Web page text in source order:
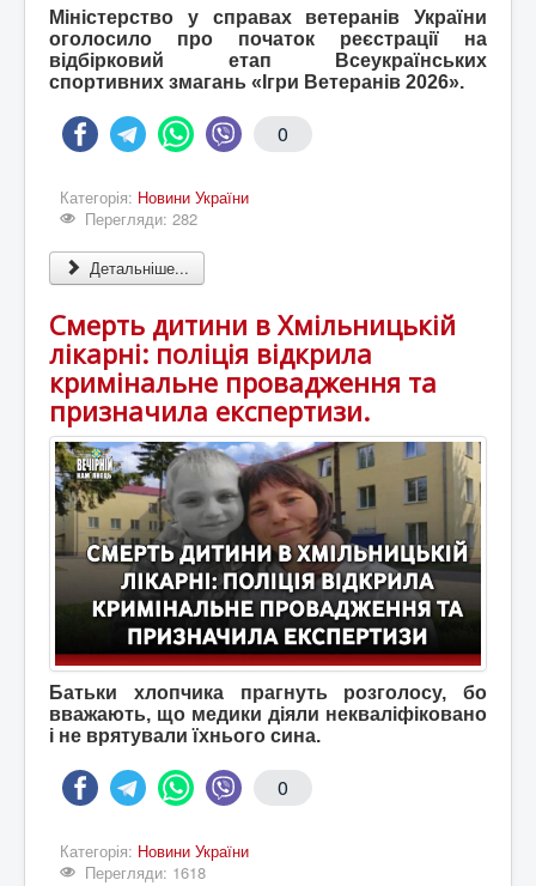
Міністерство у справах ветеранів України
оголосило про початок реєстрації на
відбірковий етап Всеукраїнських
спортивних змагань «Ігри Ветеранів 2026».
0
Категорія: Новини України
Перегляди: 282
Детальніше...
Смерть дитини в Хмільницькій
лікарні: поліція відкрила
кримінальне провадження та
призначила експертизи.
Батьки хлопчика прагнуть розголосу, бо
вважають, що медики діяли некваліфіковано
і не врятували їхнього сина.
0
Категорія: Новини України
Перегляди: 1618